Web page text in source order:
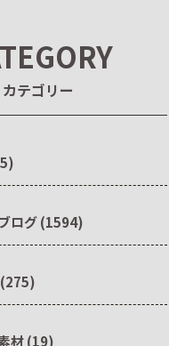
カテゴリー
ログ (1594)
材 (19)